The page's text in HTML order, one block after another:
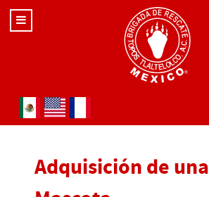
Seleccione su idioma
Adquisición de una